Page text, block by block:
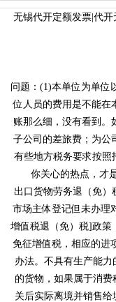
无锡代开定额发票|代
问题：(1)本单位为单
位人员的费用是不能在本
账那么细，没有看到
子公司的差旅费；为公司
有些地方税务要求按照招
你关心的热点，
出口货物劳务退（免）
市场主体登记但未办理对
增值税退（免）税]政策
免征增值税，相应的
办法。不具有生产能
的货物，如果属于消
关后实际离境并销售给